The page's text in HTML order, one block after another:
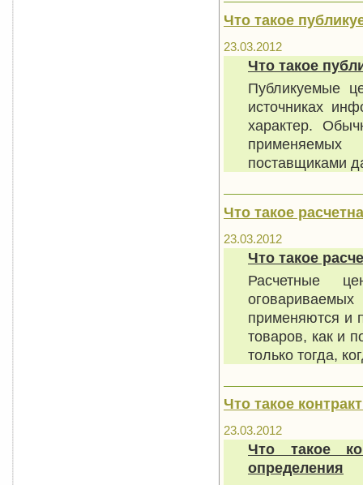
Что такое
23.03.2012
Что такое
Публикуемые
источниках
характер.
поставщиками
Что такое
23.03.2012
Что такое
Расчетные
применяются и
товаров, как и
только тогда,
Что такое
23.03.2012
Что такое
определения